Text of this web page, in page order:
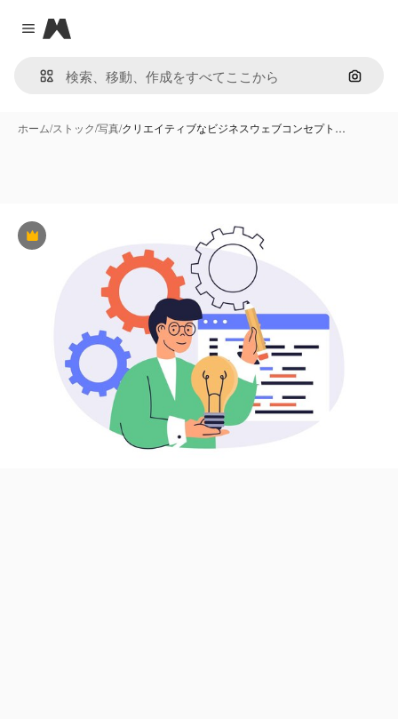
Close menu
Magnific
画像で
ホーム/ストック/写真/クリエイティブなビジネスウェブコンセプト…
Premium